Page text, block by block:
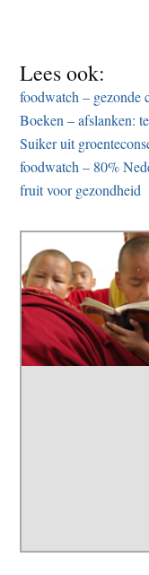
Lees ook:
foodwatch – gezonde
Boeken – afslanken:
Suiker uit
foodwatch – 80%
fruit voor gezondheid